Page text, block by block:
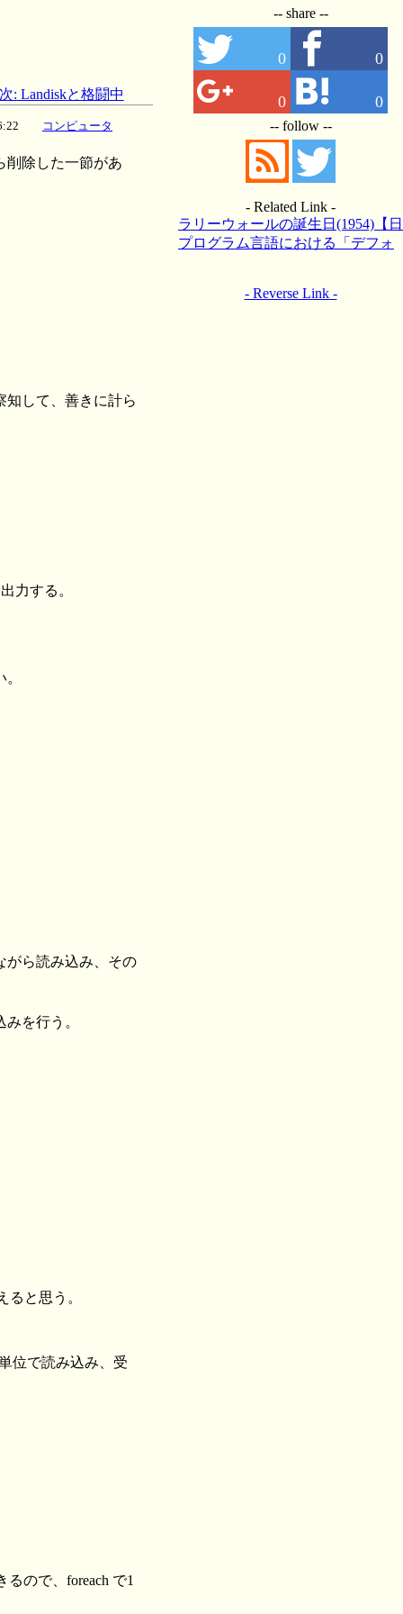
次: Landiskと格闘中
コンピュータ
削除した一節があ
知して、善きに計ら
力する。
がら読み込み、その
を行う。
ると思う。
位で読み込み、受
ので、foreach で1
-- share --
0 0
0 0
-- follow --
- Related Link -
ラリーウォールの誕生日(1954)【日
記 13/09/27】
プログラム言語における「デフォ
- Reverse Link -